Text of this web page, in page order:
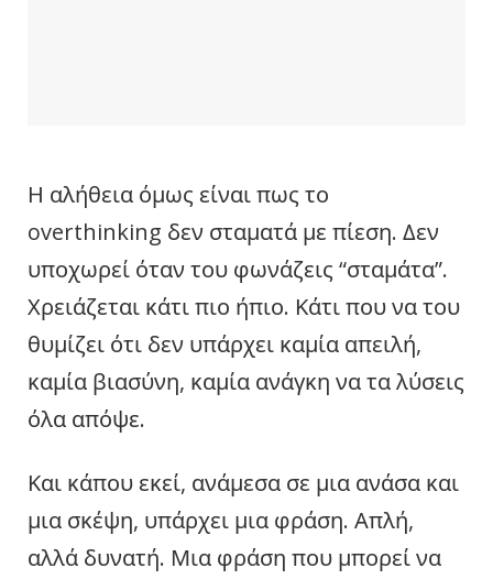
Η αλήθεια όμως είναι πως το
overthinking δεν σταματά με πίεση. Δεν
υποχωρεί όταν του φωνάζεις “σταμάτα”.
Χρειάζεται κάτι πιο ήπιο. Κάτι που να του
θυμίζει ότι δεν υπάρχει καμία απειλή,
καμία βιασύνη, καμία ανάγκη να τα λύσεις
όλα απόψε.
Και κάπου εκεί, ανάμεσα σε μια ανάσα και
μια σκέψη, υπάρχει μια φράση. Απλή,
αλλά δυνατή. Μια φράση που μπορεί να